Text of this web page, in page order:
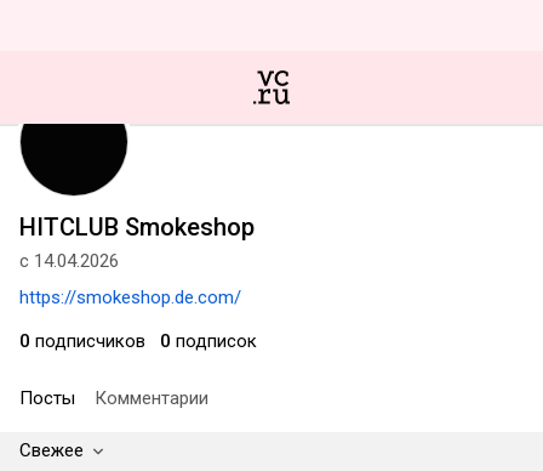
HITCLUB Smokeshop
с 14.04.2026
https://smokeshop.de.com/
0 подписчиков 0 подписок
Посты Комментарии
Свежее